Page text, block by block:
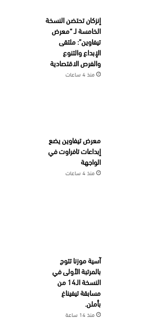
إنزكان تحتضن النسخة
الخامسة لـ “معرض
تيفاوين”: ملتقى
الإبداع والتنوع
والفرص الاقتصادية
منذ 4 ساعات
معرض تيفاوين يضع
إبداعات تافراوت في
الواجهة
منذ 4 ساعات
آسية موزنا تتوج
بالمرتبة الأولى في
النسخة الـ14 من
مسابقة تيفيناغ
بأملن.
منذ 14 ساعة